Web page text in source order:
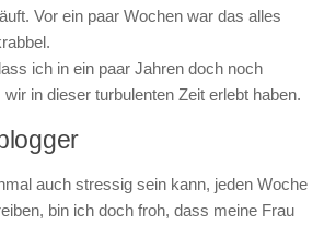
Vor ein paar Wochen war das alles
ich in ein paar Jahren doch noch
in dieser turbulenten Zeit erlebt haben.
auch stressig sein kann, jeden Woche
bin ich doch froh, dass meine Frau